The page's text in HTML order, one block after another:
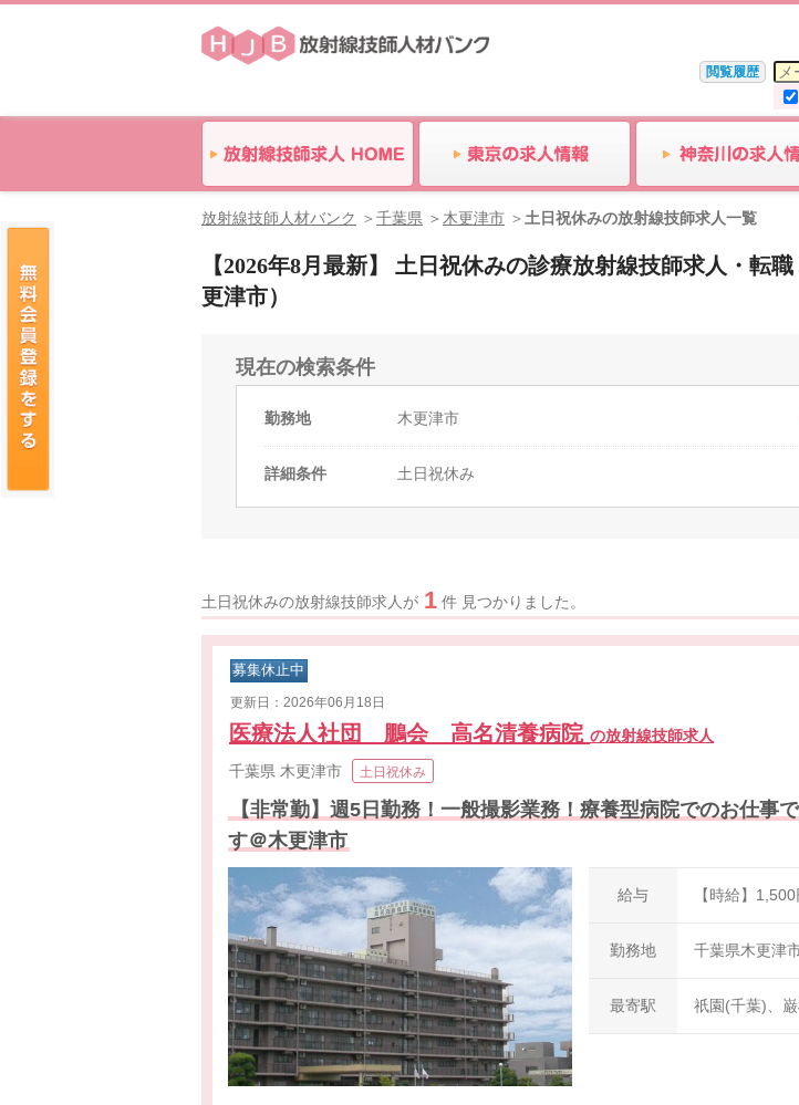
閲覧履歴
放射線技師人材バンク 千葉県 木更津市 土日祝休みの放射線技師求人一覧
【2026年8月最新】 土日祝休みの診療放射線技師求人・転
更津市）
現在の検索条件
勤務地 木更津市
詳細条件 土日祝休み
土日祝休みの放射線技師求人が 1 件 見つかりました。
募集休止中
更新日：2026年06月18日
医療法人社団 鵬会 高名清養病院 の放射線技師求人
千葉県 木更津市 土日祝休み
【非常勤】週5日勤務！一般撮影業務！療養型病院でのお仕事で
す＠木更津市
給与 【時給】1,500
勤務地 千葉県木更津
最寄駅 祇園(千葉)、